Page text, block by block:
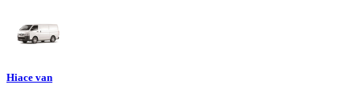
Hiace van